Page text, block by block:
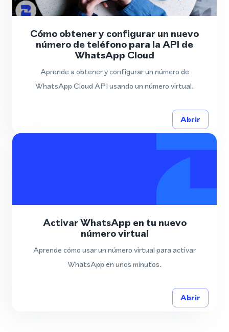
Cómo obtener y configurar un nuevo
número de teléfono para la API de
WhatsApp Cloud
Aprende a obtener y configurar un número de
WhatsApp Cloud API usando un número virtual.
Abrir
Activar WhatsApp en tu nuevo
número virtual
Aprende cómo usar un número virtual para activar
WhatsApp en unos minutos.
Abrir